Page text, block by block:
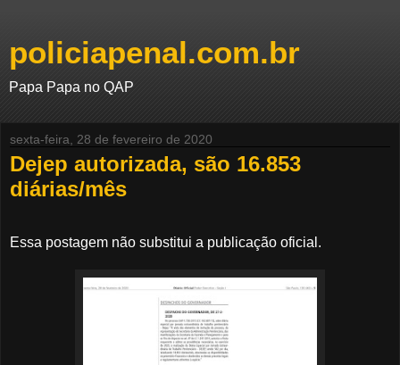
policiapenal.com.br
Papa Papa no QAP
sexta-feira, 28 de fevereiro de 2020
Dejep autorizada, são 16.853
diárias/mês
Essa postagem não substitui a publicação oficial.